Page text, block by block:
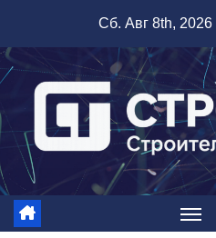
содержимому
Сб. Авг 8th, 2026